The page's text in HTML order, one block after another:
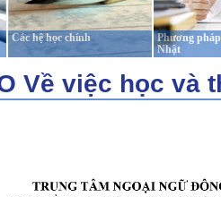
Các hệ học chính
Phương
Nhật
Về việc học và